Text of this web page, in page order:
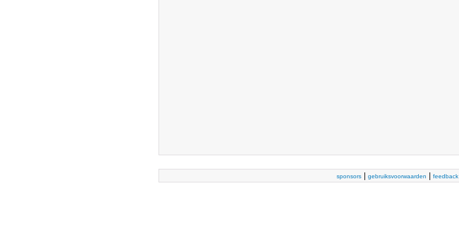
sponsors gebruiksvoorwaarden feedback